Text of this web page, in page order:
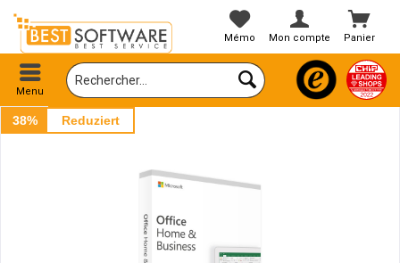
Panier
Mémo Mon compte
Menu
38% Reduziert